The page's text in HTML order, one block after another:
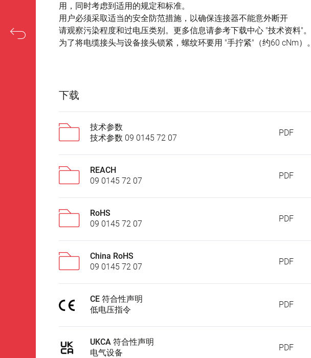
用，同时考虑到适用的规定和标准。
用户必须采取适当的安全防范措施，以确保连接器不能意外断开
请观察污染程度和过电压类别。更多信息请参考下载中心 "技术资料"。
为了将电缆接头与设备接头锁紧，螺纹环要用 "手拧紧"（约60 cNm）。
下载
技术参数
技术参数 09 0145 72 07
PDF
REACH
09 0145 72 07
PDF
RoHS
09 0145 72 07
PDF
China RoHS
09 0145 72 07
PDF
CE 符合性声明
低电压指令
PDF
UKCA 符合性声明
电气设备
PDF